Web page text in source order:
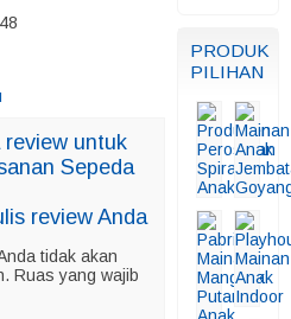
review untuk
Sepeda
review Anda
tidak akan
Ruas yang wajib
PRODUK
PILIHAN